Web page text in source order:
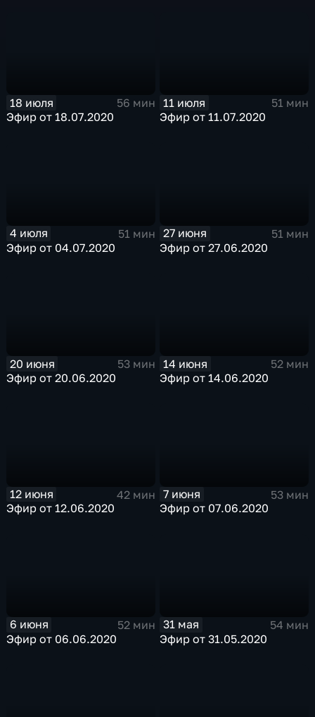
18 июля
56 мин
Эфир от 18.07.2020
11 июля
51 мин
Эфир от 11.07.2020
4 июля
51 мин
Эфир от 04.07.2020
27 июня
51 мин
Эфир от 27.06.2020
20 июня
53 мин
Эфир от 20.06.2020
14 июня
52 мин
Эфир от 14.06.2020
12 июня
42 мин
Эфир от 12.06.2020
7 июня
53 мин
Эфир от 07.06.2020
6 июня
52 мин
Эфир от 06.06.2020
31 мая
54 мин
Эфир от 31.05.2020